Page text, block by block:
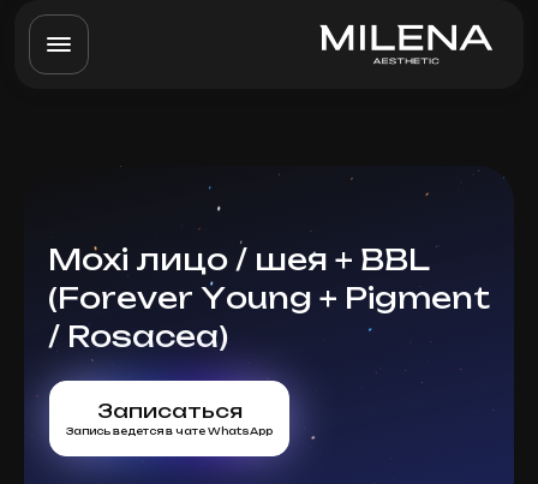
Moxi лицо / шея + BBL
(Forever Young + Pigment
/ Rosacea)
Записаться
Запись ведется в чате WhatsApp